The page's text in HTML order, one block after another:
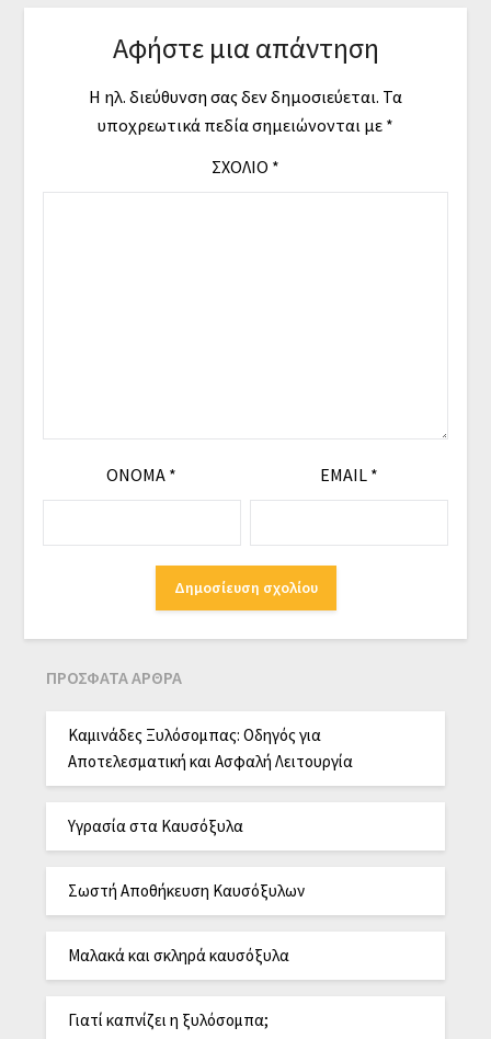
Αφήστε μια απάντηση
Η ηλ. διεύθυνση σας δεν δημοσιεύεται. Τα
υποχρεωτικά πεδία σημειώνονται με *
ΣΧΌΛΙΟ *
ΌΝΟΜΑ * EMAIL *
ΠΡΌΣΦΑΤΑ ΆΡΘΡΑ
Καμινάδες Ξυλόσομπας: Οδηγός για
Αποτελεσματική και Ασφαλή Λειτουργία
Υγρασία στα Καυσόξυλα
Σωστή Αποθήκευση Καυσόξυλων
Μαλακά και σκληρά καυσόξυλα
Γιατί καπνίζει η ξυλόσομπα;